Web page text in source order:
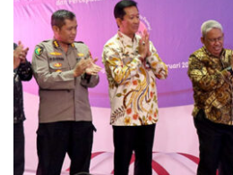
Setda
Jabar
Dodo
Suhendar
memukul
gong